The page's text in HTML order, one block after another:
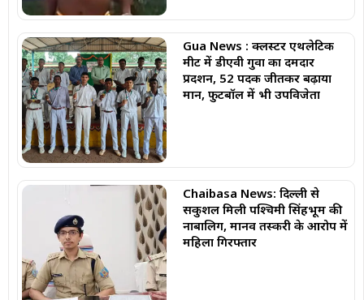
Gua News : क्लस्टर एथलेटिक
मीट में डीएवी गुवा का दमदार
प्रदर्शन, 52 पदक जीतकर बढ़ाया
मान, फुटबॉल में भी उपविजेता
Chaibasa News: दिल्ली से
सकुशल मिली पश्चिमी सिंहभूम की
नाबालिग, मानव तस्करी के आरोप में
महिला गिरफ्तार